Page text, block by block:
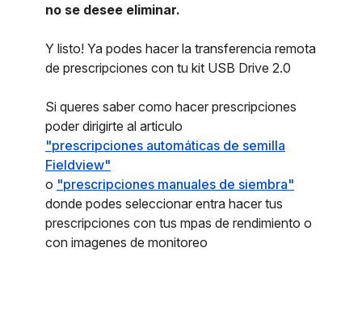
no se desee eliminar.
Y listo! Ya podes hacer la transferencia remota
de prescripciones con tu kit USB Drive 2.0
Si queres saber como hacer prescripciones
poder dirigirte al articulo
"prescripciones automáticas de semilla
Fieldview"
o "prescripciones manuales de siembra"
donde podes seleccionar entra hacer tus
prescripciones con tus mpas de rendimiento o
con imagenes de monitoreo